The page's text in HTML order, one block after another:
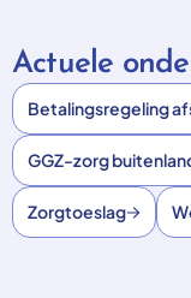
Actuele
Betalingsregeling
GGZ-zorg
Zorgtoeslag